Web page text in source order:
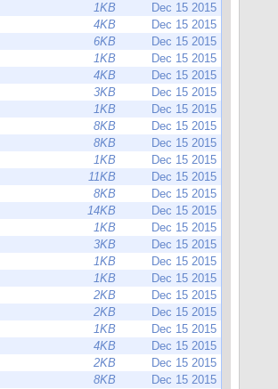
1KB
Dec 15 2015
4KB
Dec 15 2015
6KB
Dec 15 2015
1KB
Dec 15 2015
4KB
Dec 15 2015
3KB
Dec 15 2015
1KB
Dec 15 2015
8KB
Dec 15 2015
8KB
Dec 15 2015
1KB
Dec 15 2015
11KB
Dec 15 2015
8KB
Dec 15 2015
14KB
Dec 15 2015
1KB
Dec 15 2015
3KB
Dec 15 2015
1KB
Dec 15 2015
1KB
Dec 15 2015
2KB
Dec 15 2015
2KB
Dec 15 2015
1KB
Dec 15 2015
4KB
Dec 15 2015
2KB
Dec 15 2015
8KB
Dec 15 2015